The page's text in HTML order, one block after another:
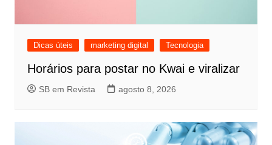
Dicas úteis marketing digital Tecnologia
Horários para postar no Kwai e viralizar
SB em Revista agosto 8, 2026